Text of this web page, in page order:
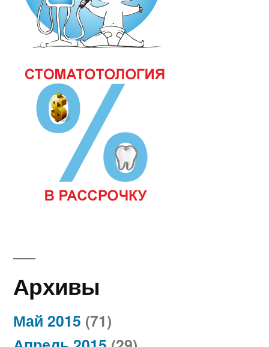
Архивы
Май 2015 (71)